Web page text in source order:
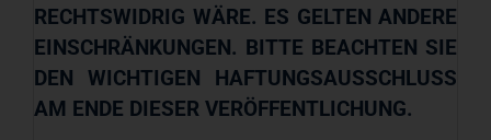
RECHTSWIDRIG WÄRE. ES GELTEN ANDERE
EINSCHRÄNKUNGEN. BITTE BEACHTEN SIE
DEN WICHTIGEN HAFTUNGSAUSSCHLUSS
AM ENDE DIESER VERÖFFENTLICHUNG.